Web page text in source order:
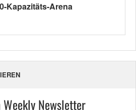
Kapazitäts-Arena
Newsletter